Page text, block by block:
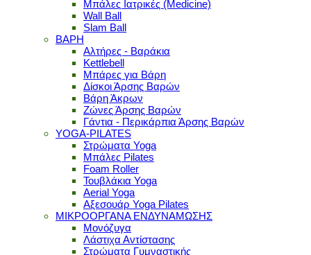
Μπάλες Ιατρικές (Medicine)
Wall Ball
Slam Ball
ΒΑΡΗ
Αλτήρες - Βαράκια
Kettlebell
Μπάρες για Βάρη
Δίσκοι Άρσης Βαρών
Βάρη Άκρων
Ζώνες Άρσης Βαρών
Γάντια - Περικάρπια Άρσης Βαρών
YOGA-PILATES
Στρώματα Yoga
Μπάλες Pilates
Foam Roller
Τουβλάκια Yoga
Aerial Yoga
Αξεσουάρ Yoga Pilates
ΜΙΚΡΟΟΡΓΑΝΑ ΕΝΔΥΝΑΜΩΣΗΣ
Μονόζυγα
Λάστιχα Αντίστασης
Στρώματα Γυμναστικής